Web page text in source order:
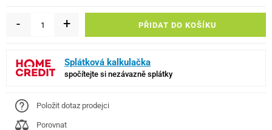
- + PŘIDAT DO KOŠÍKU
Splátková kalkulačka
spočítejte si nezávazně splátky
Položit dotaz prodejci
Porovnat